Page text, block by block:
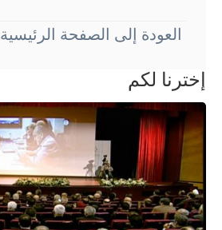
العودة إلى الصفحة الرئيسية
إخترنا لكم